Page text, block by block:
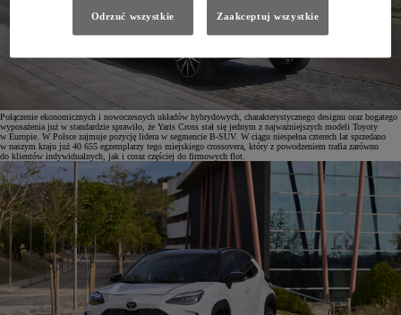
Połączenie ekonomicznych i nowoczesnych układów hybrydowych, charakterystycznego designu oraz bogatego
wyposażenia już w standardzie sprawiło, że Yaris Cross stał się jednym z najważniejszych modeli Toyoty
w Europie. W Polsce zajmuje pozycję lidera w segmencie B-SUV. W ciągu niespełna czterech lat sprzedano
w naszym kraju już 40 655 egzemplarzy tego miejskiego crossovera, który z powodzeniem trafia zarówno
do klientów indywidualnych, jak i coraz częściej do firmowych flot.
Odrzuć wszystkie Zaakceptuj wszystkie